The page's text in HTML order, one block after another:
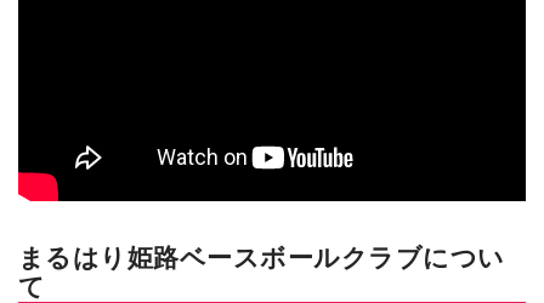
まるはり姫路ベースボールクラブについ
て